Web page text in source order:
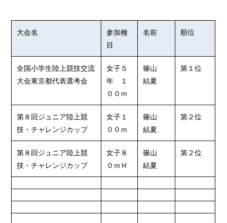
大会名
参加種
目
名前 順位
全国小学生陸上競技交流
大会東京都代表選考会
女子５
年 １
００ｍ
篠山
結夏
第１位
第８回ジュニア陸上競
技・チャレンジカップ
女子１
００ｍ
篠山
結夏
第２位
第８回ジュニア陸上競
技・チャレンジカップ
女子８
０ｍＨ
篠山
結夏
第２位